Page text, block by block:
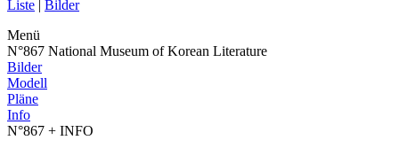
Liste | Bilder
Menü
N°867 National Museum of Korean Literature
Bilder
Modell
Pläne
Info
N°867 + INFO